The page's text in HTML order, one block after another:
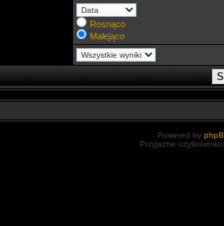
Rosnąco
Malejąco
Powered by
Przyjazne